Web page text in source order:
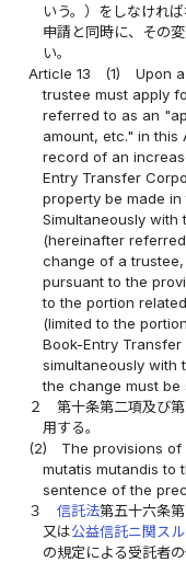
いう。）をしなけれ
申請と同時に、その
い。
Article 13
(1)
Upon
trustee must apply
referred to as an
amount, etc." in this
record of an
Entry Transfer
property be made
Simultaneously
(hereinafter
change of a
pursuant to the
to the portion
(limited to the
Book-Entry
simultaneously with
the change must be
２
第十条第二項及び
用する。
(2)
The provisions
mutatis mutandis to
sentence of the
３
信託法第五十六条
又は公益信託ニ関ス
の規定による受託者